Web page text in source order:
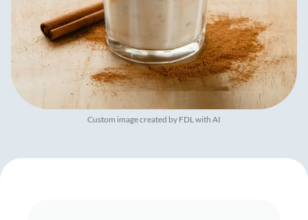
Custom image created by FDL with AI